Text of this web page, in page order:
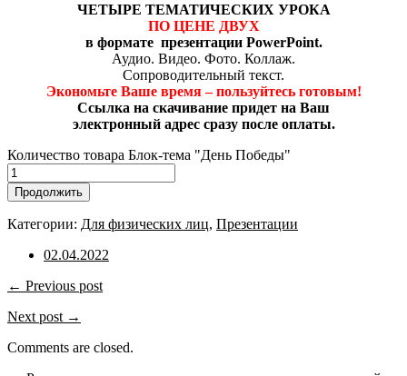
ЧЕТЫРЕ ТЕМАТИЧЕСКИХ УРОКА
ПО ЦЕНЕ ДВУХ
в формате презентации PowerPoint.
Аудио. Видео. Фото. Коллаж.
Сопроводительный текст.
Экономьте Ваше время – пользуйтесь готовым!
Ссылка на скачивание придет на Ваш
электронный адрес сразу после оплаты.
Количество товара Блок-тема "День Победы"
Продолжить
Категории: Для физических лиц, Презентации
02.04.2022
← Previous post
Next post →
Comments are closed.